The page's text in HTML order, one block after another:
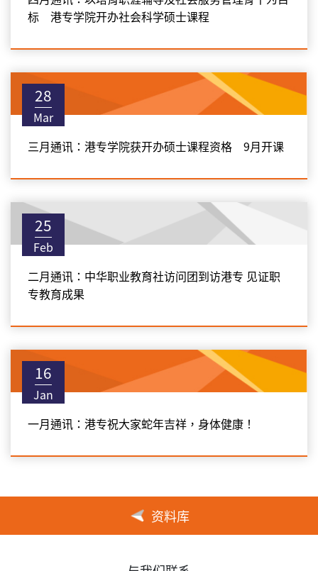
标 港专学院开办社会科学硕士课程
28
Mar
三月通讯：港专学院获开办硕士课程资格 9月开课
25
Feb
二月通讯：中华职业教育社访问团到访港专 见证职
专教育成果
16
Jan
一月通讯：港专祝大家蛇年吉祥，身体健康！
资料库